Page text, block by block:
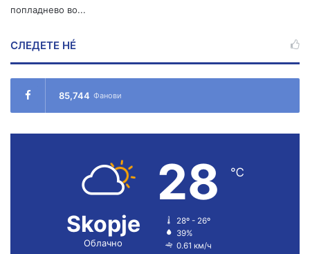
попладнево во...
СЛЕДЕТЕ НÉ
85,744 Фанови
Skopje
Облачно
28 ℃
28º - 26º
39%
0.61 км/ч